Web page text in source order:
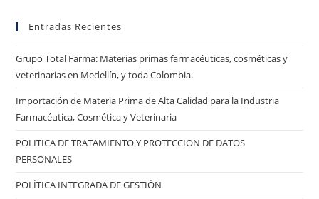
Entradas Recientes
Grupo Total Farma: Materias primas farmacéuticas, cosméticas y
veterinarias en Medellín, y toda Colombia.
Importación de Materia Prima de Alta Calidad para la Industria
Farmacéutica, Cosmética y Veterinaria
POLITICA DE TRATAMIENTO Y PROTECCION DE DATOS
PERSONALES
POLÍTICA INTEGRADA DE GESTIÓN